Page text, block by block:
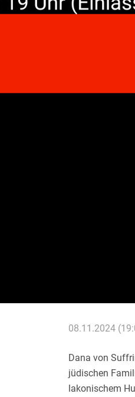
08.11.2024
Dana von
jüdischen
lakonischem